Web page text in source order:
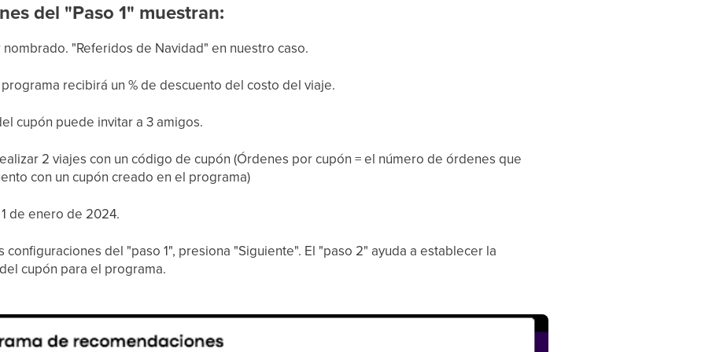
del "Paso 1" muestran:
"Referidos de Navidad" en nuestro caso.
recibirá un % de descuento del costo del viaje.
cupón puede invitar a 3 amigos.
2 viajes con un código de cupón (Órdenes por cupón = el número de órdenes que
con un cupón creado en el programa)
de enero de 2024.
del "paso 1", presiona "Siguiente". El "paso 2" ayuda a establecer la
cupón para el programa.